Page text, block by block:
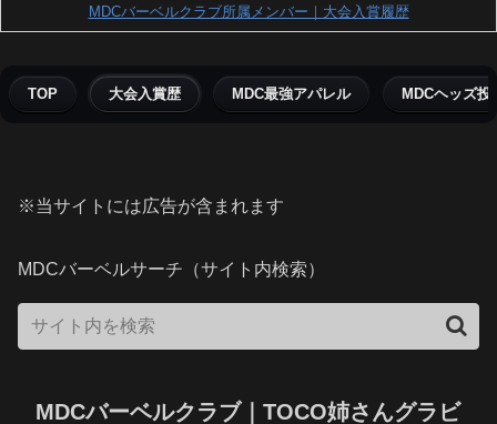
MDCバーベルクラブ所属メンバー｜大会入賞履歴
TOP 大会入賞歴 MDC最強アパレル MDCヘッズ投
※当サイトには広告が含まれます
MDCバーベルサーチ（サイト内検索）
MDCバーベルクラブ｜TOCO姉さんグラビ